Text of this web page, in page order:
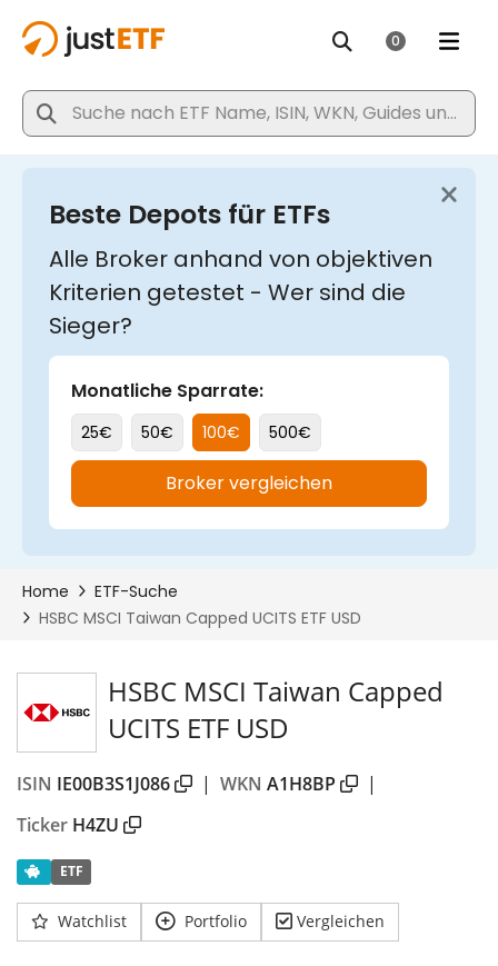
HSBC MSCI Taiwan Capped
UCITS ETF USD
ISIN IE00B3S1J086 | WKN A1H8BP
|
Ticker H4ZU
ETF
Watchlist Portfolio Vergleichen